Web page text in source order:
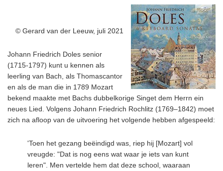
© Gerard van der Leeuw, juli 2021
Johann Friedrich Doles senior
(1715-1797) kunt u kennen als
leerling van Bach, als Thomascantor
en als de man die in 1789 Mozart
bekend maakte met Bachs dubbelkorige Singet dem Herrn ein
neues Lied. Volgens Johann Friedrich Rochlitz (1769–1842) moet
zich na afloop van de uitvoering het volgende hebben afgespeeld:
'Toen het gezang beëindigd was, riep hij [Mozart] vol
vreugde: "Dat is nog eens wat waar je iets van kunt
leren". Men vertelde hem dat deze school, waaraan